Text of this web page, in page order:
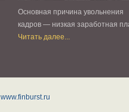
Основная причина увольнения
кадров — низкая заработная
Читать далее...
www.finburst.ru